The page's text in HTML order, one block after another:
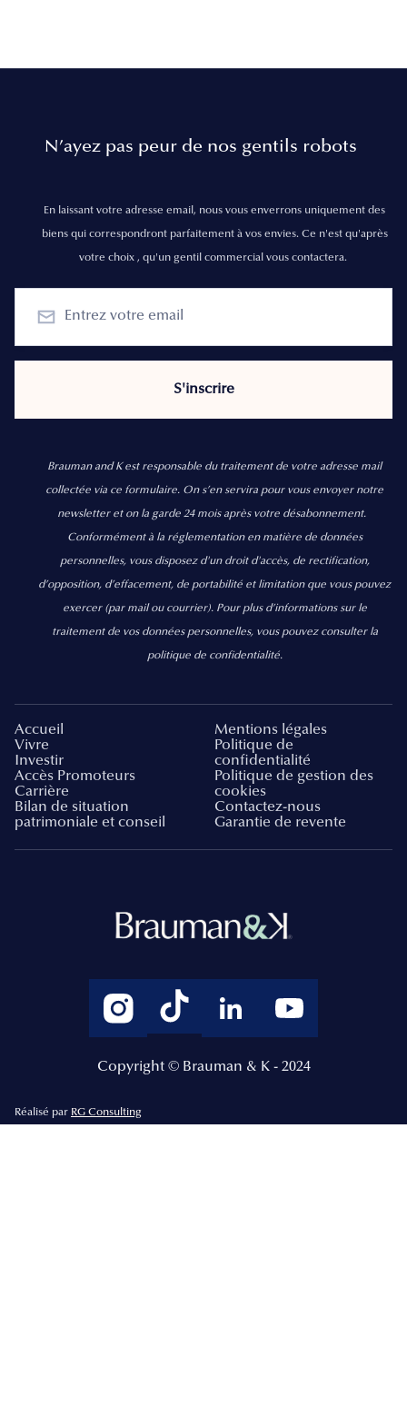
N’ayez pas peur de nos gentils robots
En laissant votre adresse email, nous vous enverrons uniquement des
biens qui correspondront parfaitement à vos envies. Ce n'est qu'après
votre choix , qu'un gentil commercial vous contactera.
Brauman and K est responsable du traitement de votre adresse mail
collectée via ce formulaire. On s’en servira pour vous envoyer notre
newsletter et on la garde 24 mois après votre désabonnement.
Conformément à la réglementation en matière de données
personnelles, vous disposez d'un droit d'accès, de rectification,
d’opposition, d’effacement, de portabilité et limitation que vous pouvez
exercer (par mail ou courrier). Pour plus d’informations sur le
traitement de vos données personnelles, vous pouvez consulter la
politique de confidentialité.
Accueil
Vivre
Investir
Accès Promoteurs
Carrière
Bilan de situation
patrimoniale et conseil
Mentions légales
Politique de
confidentialité
Politique de gestion des
cookies
Contactez-nous
Garantie de revente
Copyright © Brauman & K - 2024
Réalisé par RG Consulting